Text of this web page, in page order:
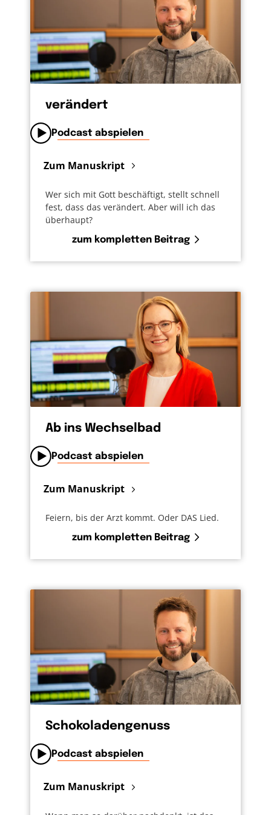
ermöglichen. Oder einen Verein gründen,
eine Initiative unterstützen. Die in meinem
Ort etwas voranbringt oder Menschen hilft,
die sich selbst nicht helfen können. Etwas
säen, was mir wichtig ist. Ganz bewusst für
die, die nach mir kommen.
verändert
Podcast abspielen
Zum Manuskript
Wer sich mit Gott beschäftigt, stellt schnell
fest, dass das verändert. Aber will ich das
überhaupt?
zum kompletten Beitrag
Ab ins Wechselbad
Podcast abspielen
Zum Manuskript
Feiern, bis der Arzt kommt. Oder DAS Lied.
zum kompletten Beitrag
Schokoladengenuss
Podcast abspielen
Zum Manuskript